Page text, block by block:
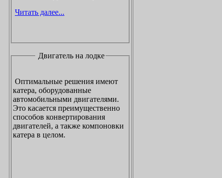
Читать далее...
Двигатель на лодке
Оптимальные решения имеют
катера, оборудованные
автомобильными двигателями.
Это касается преимущественно
способов конвертирования
двигателей, а также компоновки
катера в целом.